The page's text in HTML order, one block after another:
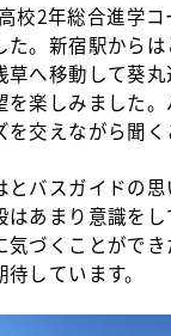
校2年総合進学コ
た。新宿駅から
草へ移動して葵
を楽しみました
交えながら聞く
バスガイドの
はあまり意識を
気づくことがで
しています。